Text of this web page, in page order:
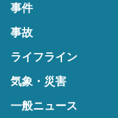
事件
事故
ライフライン
気象・災害
一般ニュース